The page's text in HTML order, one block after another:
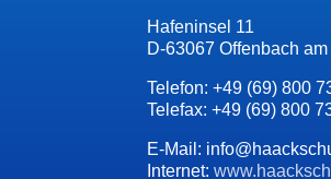
Hafeninsel 11
D-63067 Offenbach
Telefon: +49 (69) 800
Telefax: +49 (69) 800
E-Mail:
Internet: